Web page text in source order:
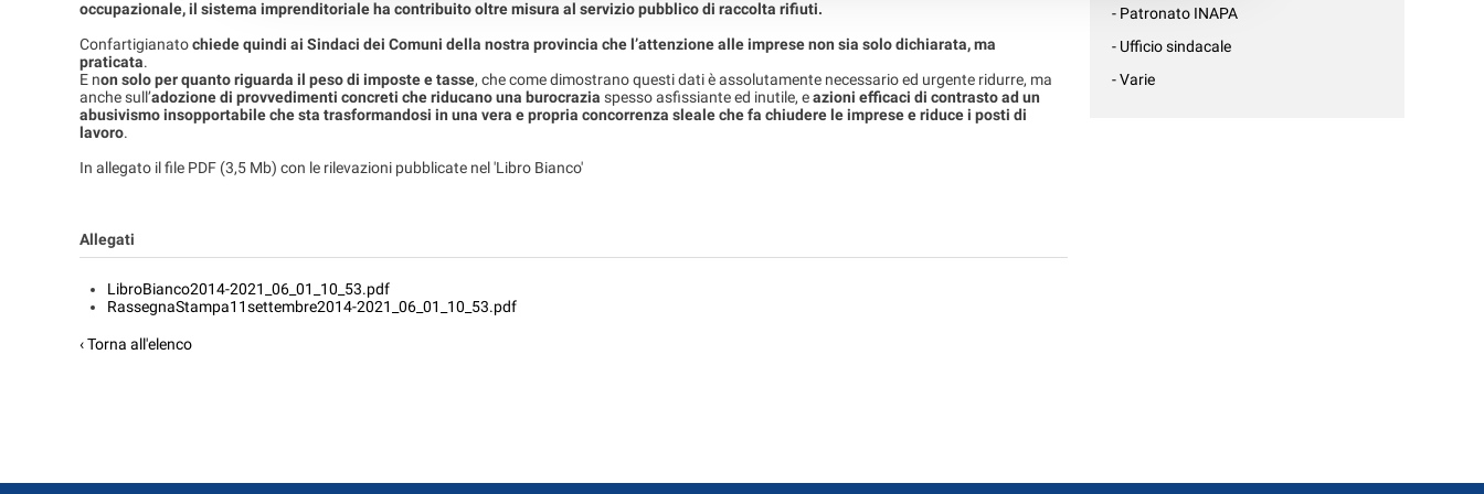
occupazionale, il sistema imprenditoriale ha contribuito oltre misura al servizio pubblico di raccolta rifiuti.
Confartigianatochiede quindi ai Sindaci dei Comuni della nostra provincia che l’attenzione alle imprese non sia solo dichiarata, ma
praticata.
E non solo per quanto riguarda il peso di imposte e tasse, che come dimostrano questi dati è assolutamente necessario ed urgente ridurre, ma
anche sull’adozione di provvedimenti concreti che riducano una burocrazia spesso asfissiante ed inutile, eazioni efficaci di contrasto ad un
abusivismo insopportabile che sta trasformandosi in una vera e propria concorrenza sleale che fa chiudere le imprese e riduce i posti di
lavoro.
In allegato il file PDF (3,5 Mb) con le rilevazioni pubblicate nel 'Libro Bianco'
Allegati
LibroBianco2014-2021_06_01_10_53.pdf
RassegnaStampa11settembre2014-2021_06_01_10_53.pdf
‹ Torna all'elenco
- Patronato INAPA
- Ufficio sindacale
- Varie